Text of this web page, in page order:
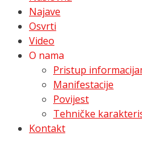
Najave
Osvrti
Video
O nama
Pristup
Manifestacije
Povijest
Tehničke
Kontakt